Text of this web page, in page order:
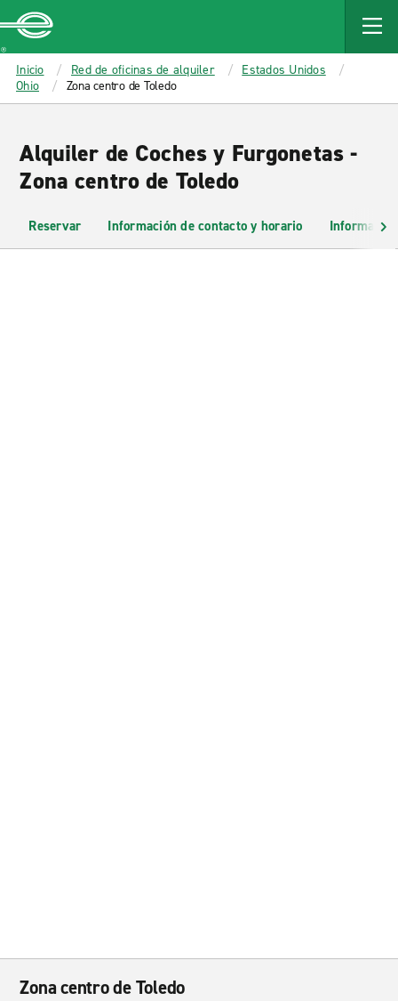
MAIN
CONTENT
Enterprise
Inicio Red de oficinas de alquiler
Estados Unidos
Ohio
Zona centro de Toledo
Alquiler de Coches y Furgonetas -
Zona centro de Toledo
Reservar Información de contacto y horario
Zona centro de Toledo